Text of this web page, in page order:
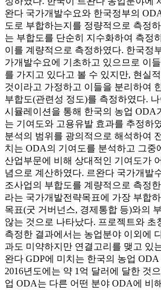
완다 국가개발수요와 한국정부의
도로 부합하는지를 정량적으로 측정
는 부합도를 단순히 지수화하여 측정
이를 계량적으로 측정하였다. 한국정
가개발수요에 기초하고 있으므로 이
를 가지고 있다고 볼 수 있지만, 현실
것이라고 가정하고 이들을 분리하여
부합도(관련성 정도)를 측정하였다.
시뮬레이션을 통해 한국의 농업 ODA
는 기여도와 고용유발 효과를 추정하
분석의 범위를 광의적으로 해석하여
치는 ODA의 기여도를 분석하고 그중
산업부문에 비해 상대적인 기여도가
념으로 계산하였다. 르완다 국가개발
조사업의 부합도를 계량적으로 측정
라는 국가개발전략목표에 가장 부합
목표(굿 거버넌스, 경제통합 등)와의
않는 것으로 나타났다. 프로젝트와 초
측정한 결과에서는 농업분야 이외에
과도 미약하지만 연결고리를 맺고 있
완다 GDP에 미치는 한국의 농업
2016년도에는 약 1억 달러에 달한 것
업 ODA는 다른 어떤 분야 ODA에 비